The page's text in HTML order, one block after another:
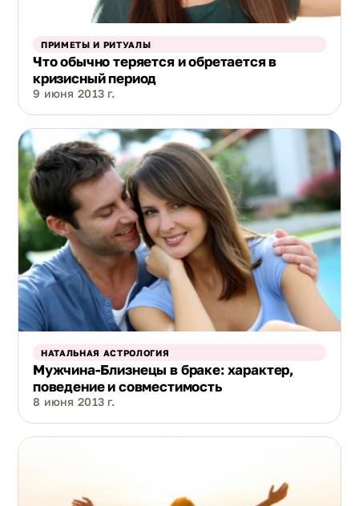
ПРИМЕТЫ И РИТУАЛЫ
Что обычно теряется и обретается в
кризисный период
9 июня 2013 г.
НАТАЛЬНАЯ АСТРОЛОГИЯ
Мужчина-Близнецы в браке: характер,
поведение и совместимость
8 июня 2013 г.